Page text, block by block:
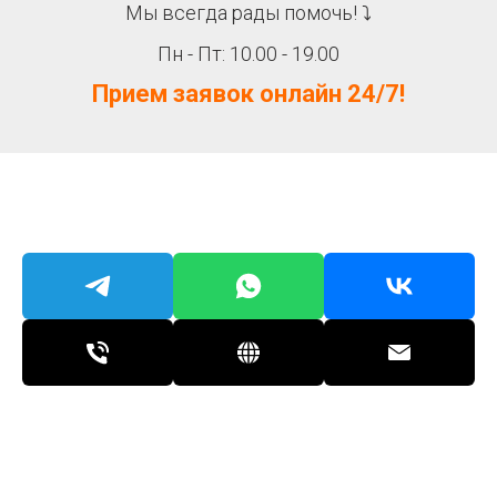
Мы всегда рады помочь! ⤵
Пн - Пт: 10.00 - 19.00
Прием заявок онлайн 24/7!